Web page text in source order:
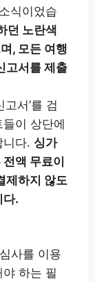
식이었습
던 노란색
, 모든 여행
고서를 제출
서’를 검
이 상단에
니다. 싱가
액 무료이
제하지 않도
다.
사를 이용
하는 필